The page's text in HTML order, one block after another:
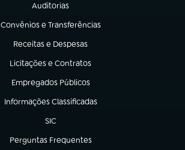
Auditorias
(abre em nova aba)
Convênios e Transferências
(abre em nova aba)
Receitas e Despesas
(abre em nova aba)
Licitações e Contratos
(abre em nova aba)
Empregados Públicos
(abre em nova aba)
Informações Classificadas
(abre em nova aba)
SIC
(abre em nova aba)
Perguntas Frequentes
(abre em nova aba)